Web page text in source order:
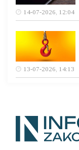
14-07-2026, 12:04
13-07-2026, 14:13